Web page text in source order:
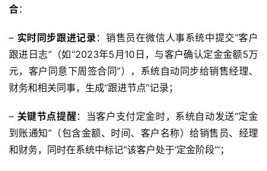
合：
– 实时同步跟进记录 ：销售员在微信人事系统中提交“客户
跟进日志”（如“2023年5月10日，与客户确认定金金额5万
元，客户同意下周签合同”），系统自动同步给销售经理、
财务和相关同事，生成“跟进节点”记录；
– 关键节点提醒：当客户支付定金时，系统自动发送“定金
到账通知”（包含金额、时间、客户名称）给销售员、经理
和财务，同时在系统中标记“该客户处于‘定金阶段’”；